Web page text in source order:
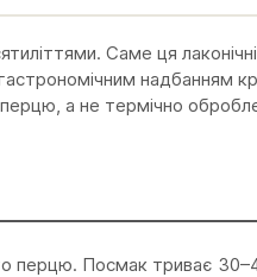
Саме ця
надбанням
а не термічно
перцю. Посмак триває